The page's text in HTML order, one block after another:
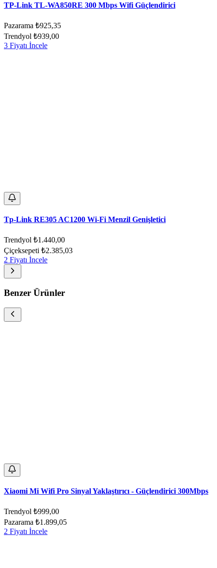
TP-Link TL-WA850RE 300 Mbps Wifi Güçlendirici
Pazarama ₺925,35
Trendyol ₺939,00
3 Fiyatı İncele
Tp-Link RE305 AC1200 Wi-Fi Menzil Genişletici
Trendyol ₺1.440,00
Çiçeksepeti ₺2.385,03
2 Fiyatı İncele
Benzer Ürünler
Xiaomi Mi Wifi Pro Sinyal Yaklaştırıcı - Güçlendirici 300Mbps
Trendyol ₺999,00
Pazarama ₺1.899,05
2 Fiyatı İncele